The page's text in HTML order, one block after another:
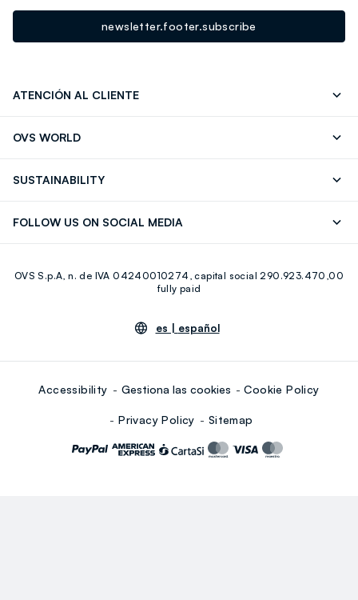
newsletter.footer.subscribe
ATENCIÓN AL CLIENTE
OVS WORLD
SUSTAINABILITY
FOLLOW US ON SOCIAL MEDIA
Youtube Linkedin
OVS S.p.A, n. de IVA 04240010274, capital social 290.923.470,00
fully paid
es | español
Accessibility Gestiona las cookies Cookie Policy
Privacy Policy Sitemap